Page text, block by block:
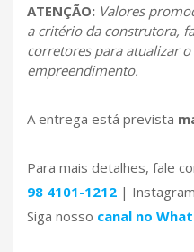
ATENÇÃO: Valores
a critério da construtora,
corretores para atualizar
empreendimento.
A entrega está prevista
Para mais detalhes, fale
98 4101-1212 | Instagram
Siga nosso canal no